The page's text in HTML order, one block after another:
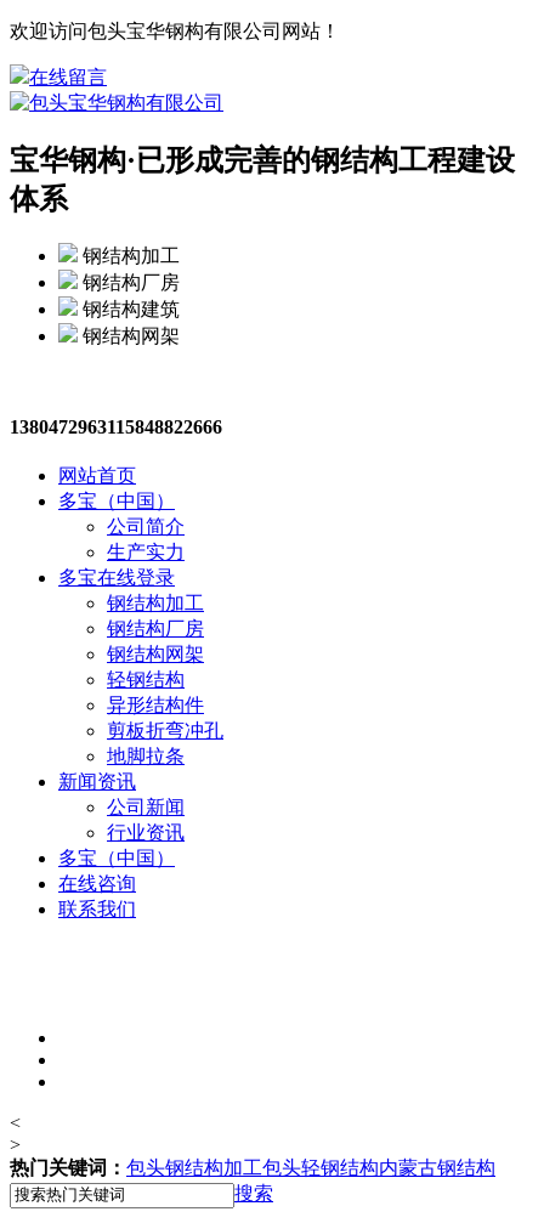
欢迎访问包头宝华钢构有限公司网站！
在线留言
宝华钢构·已形成完善的钢结构工程建设
体系
钢结构加工
钢结构厂房
钢结构建筑
钢结构网架
1380472963115848822666
网站首页
多宝（中国）
公司简介
生产实力
多宝在线登录
钢结构加工
钢结构厂房
钢结构网架
轻钢结构
异形结构件
剪板折弯冲孔
地脚拉条
新闻资讯
公司新闻
行业资讯
多宝（中国）
在线咨询
联系我们
<
>
热门关键词： 包头钢结构加工包头轻钢结构内蒙古钢结构
搜索